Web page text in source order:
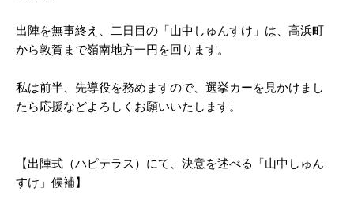
出陣を無事終え、二日目の「山中しゅんすけ」は、高浜町
から敦賀まで嶺南地方一円を回ります。
私は前半、先導役を務めますので、選挙カーを見かけまし
たら応援などよろしくお願いいたします。
【出陣式（ハピテラス）にて、決意を述べる「山中しゅん
すけ」候補】